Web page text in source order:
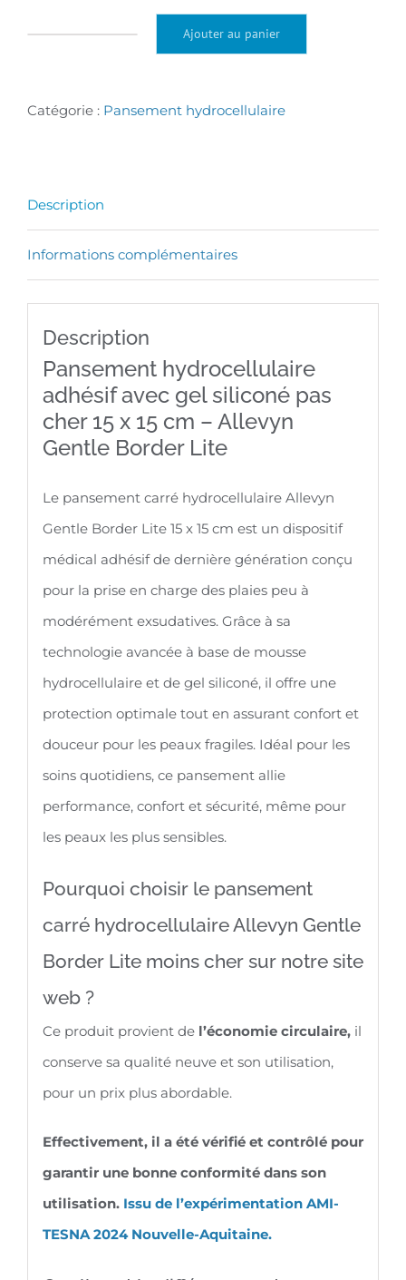
Pansement
avec
gel
siliconé
cher
x
15
cm
Lite
Ajouter au panier
Catégorie : Pansement hydrocellulaire
Description
Informations complémentaires
Description
Pansement hydrocellulaire
adhésif avec gel siliconé pas
cher 15 x 15 cm – Allevyn
Gentle Border Lite
Le pansement carré hydrocellulaire Allevyn
Gentle Border Lite 15 x 15 cm est un dispositif
médical adhésif de dernière génération conçu
pour la prise en charge des plaies peu à
modérément exsudatives. Grâce à sa
technologie avancée à base de mousse
hydrocellulaire et de gel siliconé, il offre une
protection optimale tout en assurant confort et
douceur pour les peaux fragiles. Idéal pour les
soins quotidiens, ce pansement allie
performance, confort et sécurité, même pour
les peaux les plus sensibles.
Pourquoi choisir le pansement
carré hydrocellulaire Allevyn Gentle
Border Lite moins cher sur notre site
web ?
Ce produit provient de l’économie circulaire, il
conserve sa qualité neuve et son utilisation,
pour un prix plus abordable.
Effectivement, il a été vérifié et contrôlé pour
garantir une bonne conformité dans son
utilisation. Issu de l’expérimentation AMI-
TESNA 2024 Nouvelle-Aquitaine.